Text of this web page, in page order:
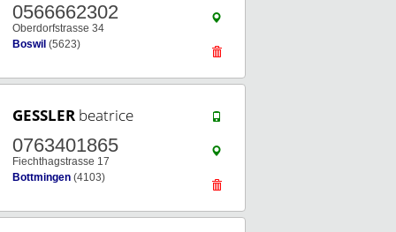
0566662302
Oberdorfstrasse 34
Boswil (5623)
GESSLER beatrice
0763401865
Fiechthagstrasse 17
Bottmingen (4103)